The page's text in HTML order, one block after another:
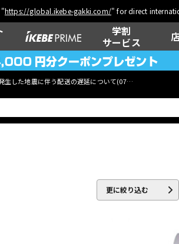
"https://global.ikebe-gakki.com/" for direct
学割
サービス
生した地震に伴う配送の遅延について(07月29日
更に絞り込む